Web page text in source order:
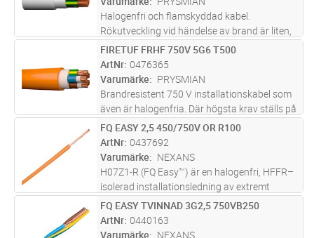
Halogenfri och flamskyddad kabel.
Rökutveckling vid händelse av brand är liten,
genomsynlig (underlättar utrymning) och ej
skadlig för elektronisk utrustning. Lämpar sig
för fast förläggning, i rör,
M Lägg i kundvagn
FIRETUF FRHF 750V 5G6 T500
ArtNr 0476365
Varumärke
PRYSMIAN
Brandresistent 750 V installationskabel som
även är halogenfria. Där högsta krav ställs på
driftsäkerhet under som efter brand (testade
mot de högsta kraven för brandresistens,
klarar 90 min under 83
M Lägg i kundvagn
FQ EASY 2,5 450/750V OR R100
ArtNr 0437692
Varumärke
NEXANS
H07Z1-R (FQ Easy™) är en halogenfri, HFFR–
isolerad installationsledning av extremt
lågfriktionsmaterial med en rund fåtrådig
ledare av koppar.
M Lägg i kundvagn
FQ EASY TVINNAD 3G2,5 750VB250
ArtNr 0440163
Varumärke
NEXANS